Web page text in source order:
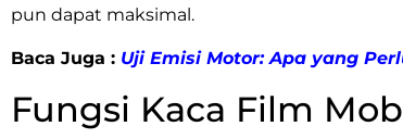
pun dapat maksimal.
Baca Juga : Uji Emisi Motor: Apa yang
Fungsi Kaca Film